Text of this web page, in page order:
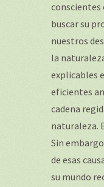
conscientes
buscar su
nuestros
la
explicables
eficientes
cadena
naturaleza.
Sin
de esas
su mundo